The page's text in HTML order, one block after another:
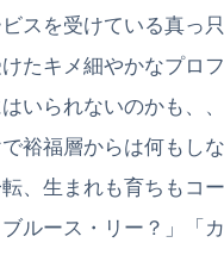
スを受けている真っ
たキメ細やかなプロ
いられないのかも、、
裕福層からは何もし
、生まれも育ちもコ
ブルース・リー？」「